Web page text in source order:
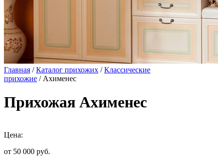
Главная /Каталог прихожих /Классические
прихожие / Ахименес
Прихожая Ахименес
Цена:
от 50 000 руб.